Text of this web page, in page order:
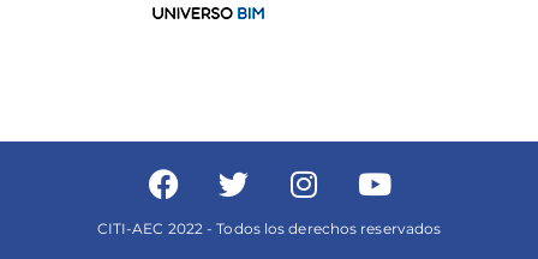
CITI-AEC 2022 - Todos los derechos reservados